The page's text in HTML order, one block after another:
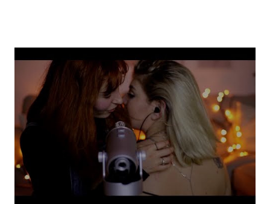
dalle prime immagini, presenta un anello centrale blu:
tutto per rendere ancora più difficili le contraffazioni.
Questa moneta speciale sarà accettata per il
pagamento soltanto in Germania, ma probabilmente
finirà per lo più nelle mani di collezionisti. Il Paese di
Angela Merkel non è l’unico ad aver rilasciato monete
da collezione: nel 2003 anche l’Italia aveva coniato
delle monete in argento della valuta di 5 euro, mentre
lo scorso giugno il Belgio aveva rilasciato